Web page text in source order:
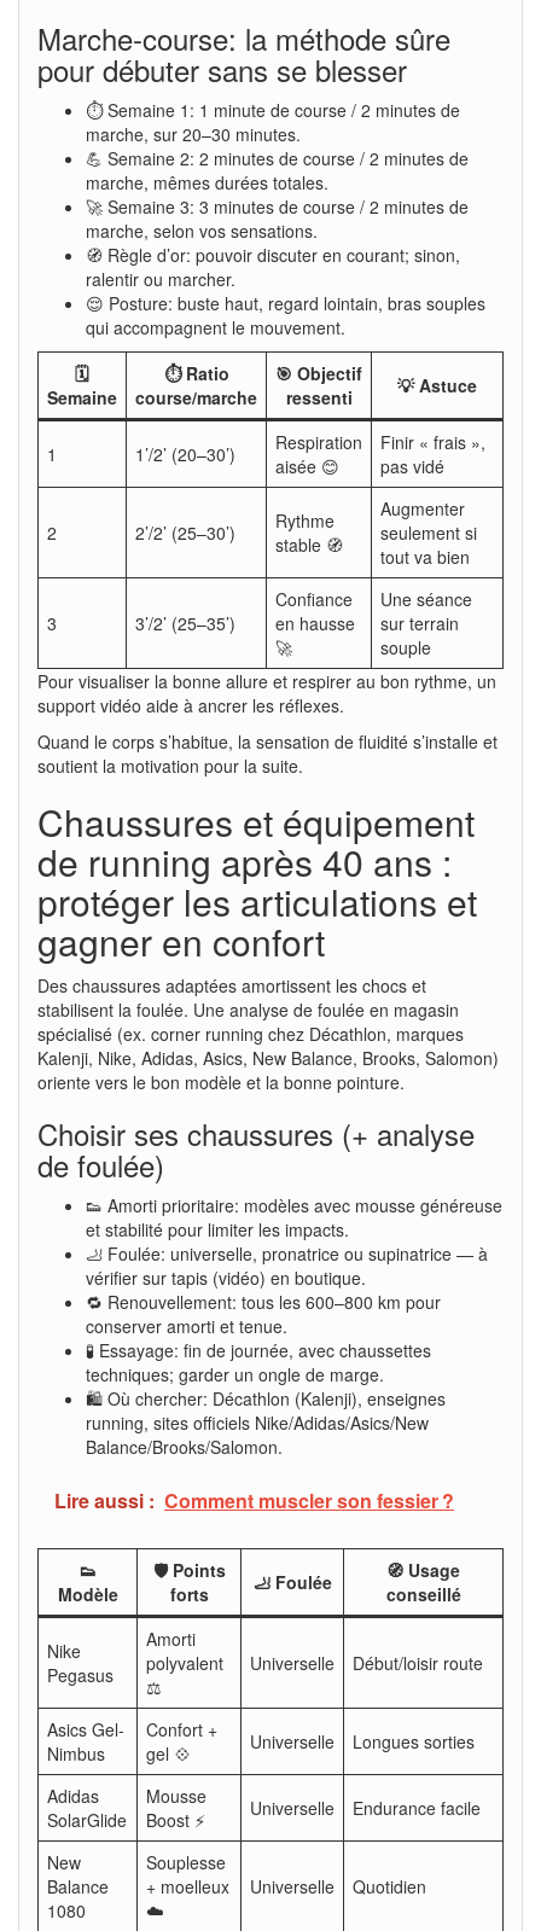
Marche-course: la méthode sûre
pour débuter sans se blesser
⏱️ Semaine 1: 1 minute de course / 2 minutes de
marche, sur 20–30 minutes.
💪 Semaine 2: 2 minutes de course / 2 minutes de
marche, mêmes durées totales.
🚀 Semaine 3: 3 minutes de course / 2 minutes de
marche, selon vos sensations.
🧭 Règle d’or: pouvoir discuter en courant; sinon,
ralentir ou marcher.
😌 Posture: buste haut, regard lointain, bras souples
qui accompagnent le mouvement.
🗓️
Semaine
⏱️ Ratio
course/marche
🎯 Objectif
ressenti
💡 Astuce
1 1’/2’ (20–30’)
Respiration
aisée 😊
Finir « frais »,
pas vidé
2 2’/2’ (25–30’)
Rythme
stable 🧭
Augmenter
seulement si
tout va bien
3 3’/2’ (25–35’)
Confiance
en hausse
🚀
Une séance
sur terrain
souple
Pour visualiser la bonne allure et respirer au bon rythme, un
support vidéo aide à ancrer les réflexes.
Quand le corps s’habitue, la sensation de fluidité s’installe et
soutient la motivation pour la suite.
Chaussures et équipement
de running après 40 ans :
protéger les articulations et
gagner en confort
Des chaussures adaptées amortissent les chocs et
stabilisent la foulée. Une analyse de foulée en magasin
spécialisé (ex. corner running chez Décathlon, marques
Kalenji, Nike, Adidas, Asics, New Balance, Brooks, Salomon)
oriente vers le bon modèle et la bonne pointure.
Choisir ses chaussures (+ analyse
de foulée)
👟 Amorti prioritaire: modèles avec mousse généreuse
et stabilité pour limiter les impacts.
🦶 Foulée: universelle, pronatrice ou supinatrice — à
vérifier sur tapis (vidéo) en boutique.
🔁 Renouvellement: tous les 600–800 km pour
conserver amorti et tenue.
🧪 Essayage: fin de journée, avec chaussettes
techniques; garder un ongle de marge.
🛍️ Où chercher: Décathlon (Kalenji), enseignes
running, sites officiels Nike/Adidas/Asics/New
Balance/Brooks/Salomon.
Lire aussi : Comment muscler son fessier ?
👟
Modèle
🛡️ Points
forts
🦶 Foulée
🧭 Usage
conseillé
Nike
Pegasus
Amorti
polyvalent
⚖️
Universelle Début/loisir route
Asics Gel-
Nimbus
Confort +
gel 💠
Universelle Longues sorties
Adidas
SolarGlide
Mousse
Boost ⚡
Universelle Endurance facile
New
Balance
1080
Souplesse
+ moelleux
☁️
Universelle Quotidien